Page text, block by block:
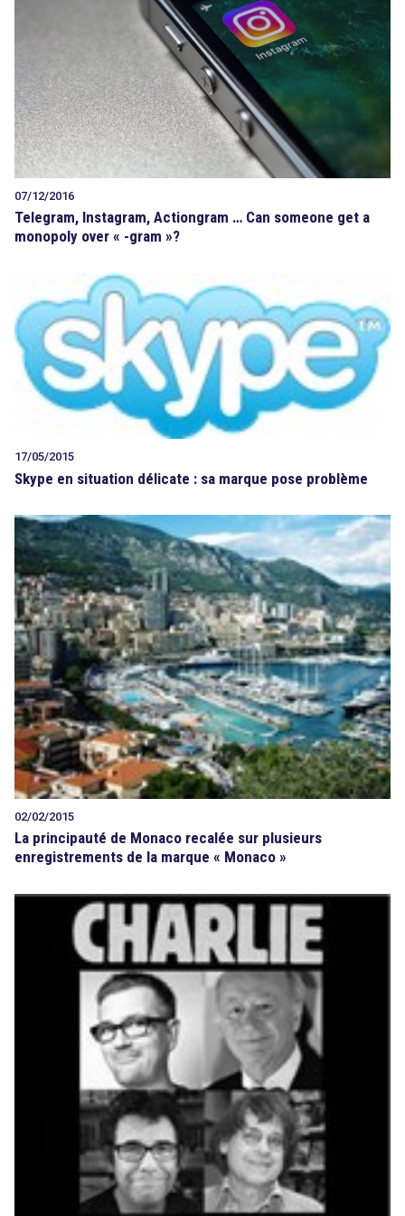
Tout sur le droit de l'innovation
Rechercher
CONTACT
07/12/2016
Telegram, Instagram, Actiongram … Can someone get a
monopoly over « -gram »?
17/05/2015
Skype en situation délicate : sa marque pose problème
02/02/2015
La principauté de Monaco recalée sur plusieurs
enregistrements de la marque « Monaco »